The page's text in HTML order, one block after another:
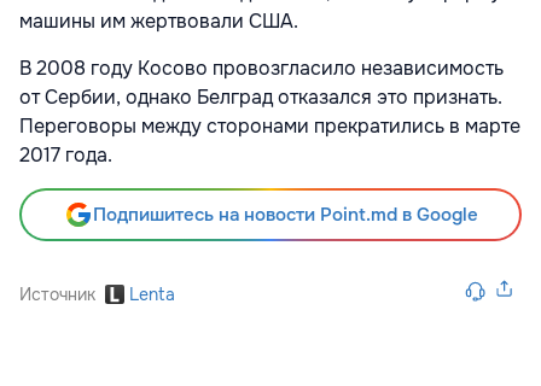
машины им жертвовали США.
В 2008 году Косово провозгласило независимость
от Сербии, однако Белград отказался это признать.
Переговоры между сторонами прекратились в марте
2017 года.
Подпишитесь на новости Point.md в Google
Источник Lenta